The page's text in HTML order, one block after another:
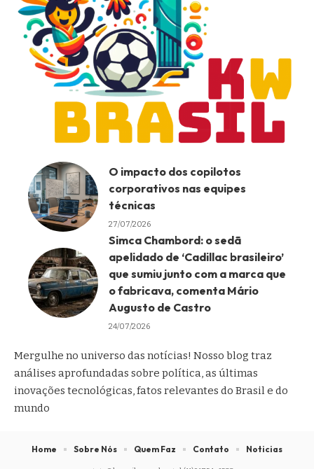
O impacto dos copilotos
corporativos nas equipes
técnicas
27/07/2026
Simca Chambord: o sedã
apelidado de ‘Cadillac brasileiro’
que sumiu junto com a marca que
o fabricava, comenta Mário
Augusto de Castro
24/07/2026
Mergulhe no universo das notícias! Nosso blog traz
análises aprofundadas sobre política, as últimas
inovações tecnológicas, fatos relevantes do Brasil e do
mundo
Home Sobre Nós Quem Faz Contato Noticias